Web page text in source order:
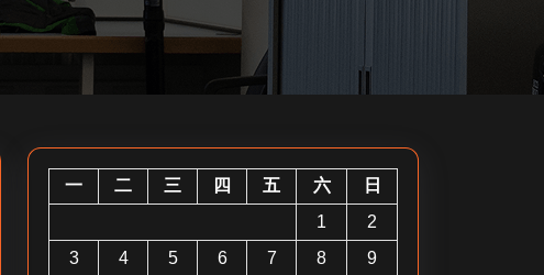
一 二 三 四 五 六
日
1
2
3
4 5 6 7 8
9